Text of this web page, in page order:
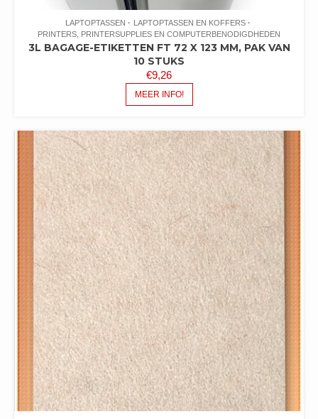
LAPTOPTASSEN
LAPTOPTASSEN EN KOFFERS
PRINTERS, PRINTERSUPPLIES EN COMPUTERBENODIGDHEDEN
3L BAGAGE-ETIKETTEN FT 72 X 123 MM, PAK VAN
10 STUKS
€9,26
MEER INFO!